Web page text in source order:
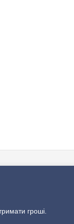
гроші.